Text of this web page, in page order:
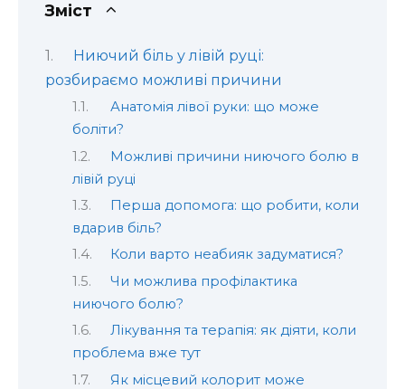
Зміст
Ниючий біль у лівій руці:
розбираємо можливі причини
Анатомія лівої руки: що може
боліти?
Можливі причини ниючого болю в
лівій руці
Перша допомога: що робити, коли
вдарив біль?
Коли варто неабияк задуматися?
Чи можлива профілактика
ниючого болю?
Лікування та терапія: як діяти, коли
проблема вже тут
Як місцевий колорит може